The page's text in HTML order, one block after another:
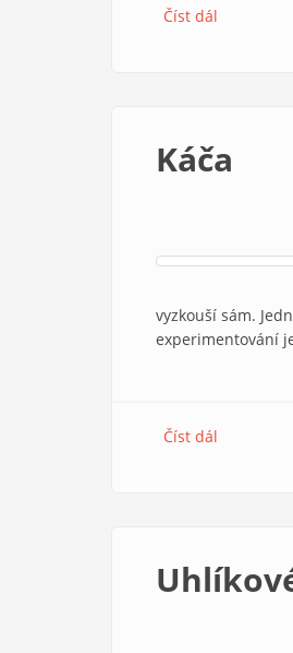
Číst dál
Káča
vyzkouší sám.
experimentování
Číst dál